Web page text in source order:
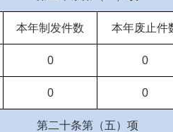
本年制发件数 本年废止件
0 0
0 0
第二十条第（五）项